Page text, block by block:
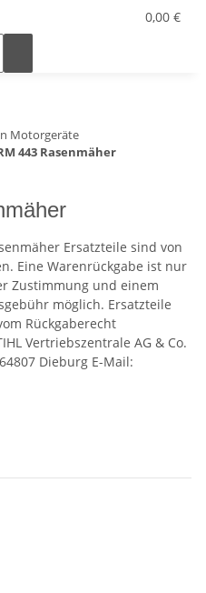
0,00 €
Motorgeräte
443 Rasenmäher
Ersatzteile sind von
Eine Warenrückgabe ist nur
Zustimmung und einem
möglich. Ersatzteile
Rückgaberecht
Vertriebszentrale AG & Co.
Dieburg E-Mail: